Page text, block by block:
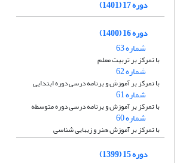
دوره 17 (1401)
دوره 16 (1400)
شماره 63
با تمرکز بر تربیت معلم
شماره 62
با تمرکز بر آموزش و برنامه درسی دوره ابتدایی
شماره 61
با تمرکز بر آموزش و برنامه درسی دوره متوسطه
شماره 60
با تمرکز بر آموزش هنر و زیبایی شناسی
دوره 15 (1399)